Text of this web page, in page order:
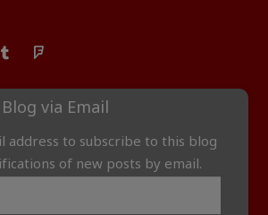
via Email
address to subscribe to this blog
of new posts by email.